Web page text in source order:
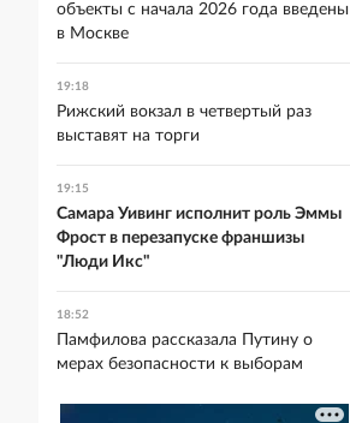
объекты с начала 2026 года введены
в Москве
19:18
Рижский вокзал в четвертый раз
выставят на торги
19:15
Самара Уивинг исполнит роль Эммы
Фрост в перезапуске франшизы
"Люди Икс"
18:52
Памфилова рассказала Путину о
мерах безопасности к выборам